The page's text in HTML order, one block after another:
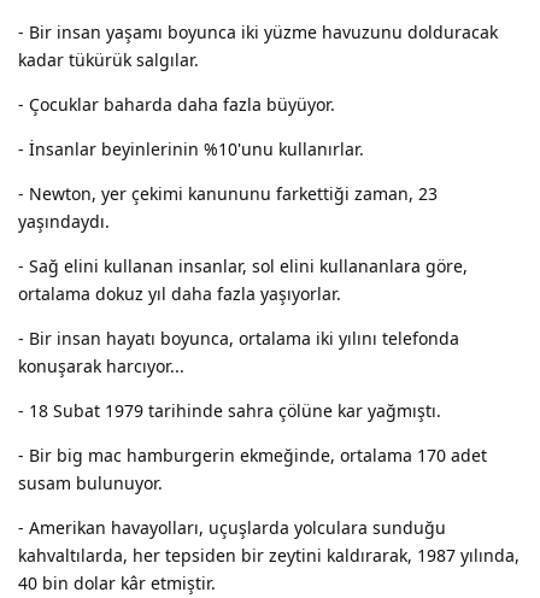
- Bir insan yaşamı boyunca iki yüzme havuzunu dolduracak
kadar tükürük salgılar.
- Çocuklar baharda daha fazla büyüyor.
- İnsanlar beyinlerinin %10'unu kullanırlar.
- Newton, yer çekimi kanununu farkettiği zaman, 23
yaşındaydı.
- Sağ elini kullanan insanlar, sol elini kullananlara göre,
ortalama dokuz yıl daha fazla yaşıyorlar.
- Bir insan hayatı boyunca, ortalama iki yılını telefonda
konuşarak harcıyor...
- 18 Subat 1979 tarihinde sahra çölüne kar yağmıştı.
- Bir big mac hamburgerin ekmeğinde, ortalama 170 adet
susam bulunuyor.
- Amerikan havayolları, uçuşlarda yolculara sunduğu
kahvaltılarda, her tepsiden bir zeytini kaldırarak, 1987 yılında,
40 bin dolar kâr etmiştir.